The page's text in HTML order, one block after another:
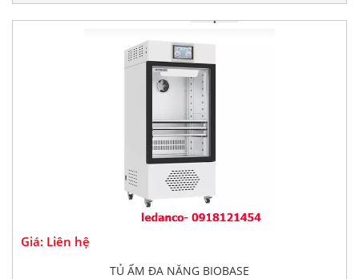
Giá: Liên hệ
TỦ ẤM ĐA NĂNG BIOBASE